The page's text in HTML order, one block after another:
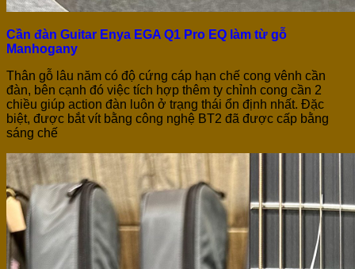
Cần đàn Guitar Enya EGA Q1 Pro EQ làm từ gỗ
Manhogany
Thân gỗ lâu năm có độ cứng cáp hạn chế cong vênh cần
đàn, bên cạnh đó việc tích hợp thêm ty chỉnh cong cần 2
chiều giúp action đàn luôn ở trạng thái ổn định nhất. Đặc
biệt, được bắt vít bằng công nghệ BT2 đã được cấp bằng
sáng chế